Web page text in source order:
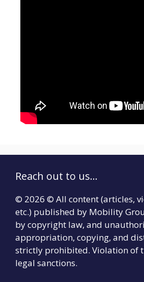
Reach out to us...
© 2026 © All content (articles,
etc.) published by Mobility
by copyright law, and
appropriation, copying, and
strictly prohibited. Violation of
legal sanctions.